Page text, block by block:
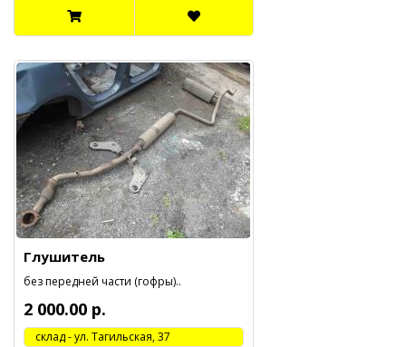
Глушитель
без передней части (гофры)..
2 000.00 р.
cклад - ул. Тагильская, 37